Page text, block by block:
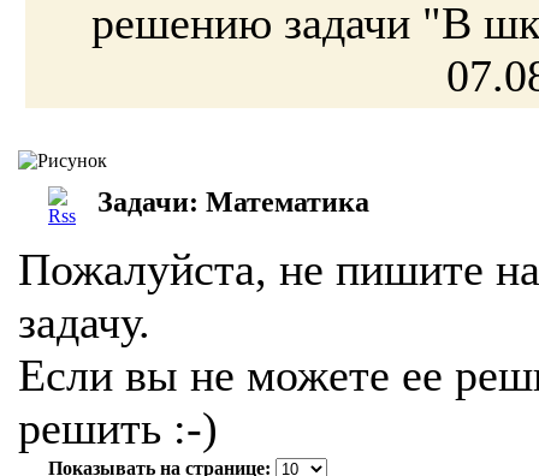
решению задачи "В
Задачи: Математика
Пожалуйста, не пишите
задачу.
Если вы не можете ее
решить :-)
Показывать на странице: